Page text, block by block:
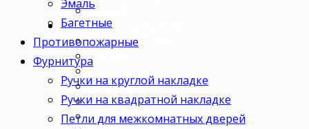
Серые
Двери по назначению
В ванную/туалет
Для кухни
В комнату
В кабинет
В детскую
В спальню
Эмаль
Багетные
Противопожарные
Фурнитура
Ручки на круглой накладке
Ручки на квадратной накладке
Петли для межкомнатных дверей